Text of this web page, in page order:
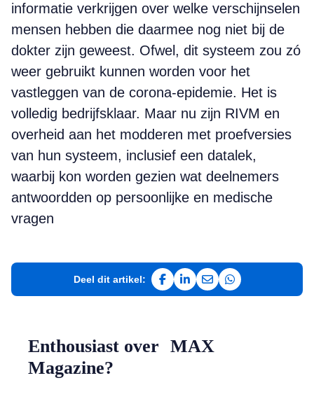
informatie verkrijgen over welke verschijnselen
mensen hebben die daarmee nog niet bij de
dokter zijn geweest. Ofwel, dit systeem zou zó
weer gebruikt kunnen worden voor het
vastleggen van de corona-epidemie. Het is
volledig bedrijfsklaar. Maar nu zijn RIVM en
overheid aan het modderen met proefversies
van hun systeem, inclusief een datalek,
waarbij kon worden gezien wat deelnemers
antwoordden op persoonlijke en medische
vragen
Deel dit artikel:
Deel op Facebook
Deel op LinkedIn
Deel via e-mail
Deel via
Enthousiast over MAX
Magazine?